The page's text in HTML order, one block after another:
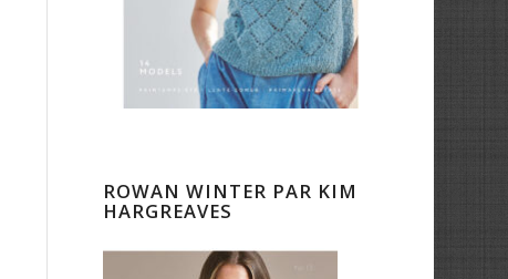
ROWAN WINTER PAR KIM
HARGREAVES